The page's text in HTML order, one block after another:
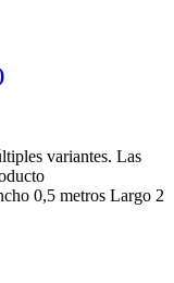
variantes. Las
0,5 metros Largo 2